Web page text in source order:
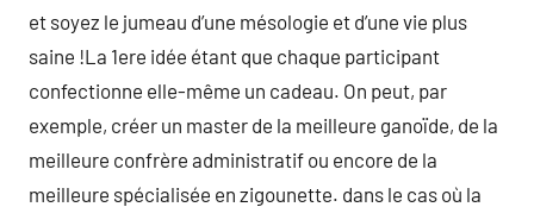
et soyez le jumeau d’une mésologie et d’une vie plus
saine !La 1ere idée étant que chaque participant
confectionne elle-même un cadeau. On peut, par
exemple, créer un master de la meilleure ganoïde, de la
meilleure confrère administratif ou encore de la
meilleure spécialisée en zigounette. dans le cas où la